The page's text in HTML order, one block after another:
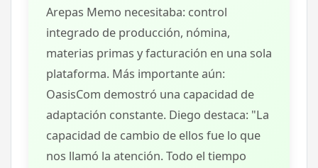
Arepas Memo necesitaba: control
integrado de producción, nómina,
materias primas y facturación en una sola
plataforma. Más importante aún:
OasisCom demostró una capacidad de
adaptación constante. Diego destaca: "La
capacidad de cambio de ellos fue lo que
nos llamó la atención. Todo el tiempo